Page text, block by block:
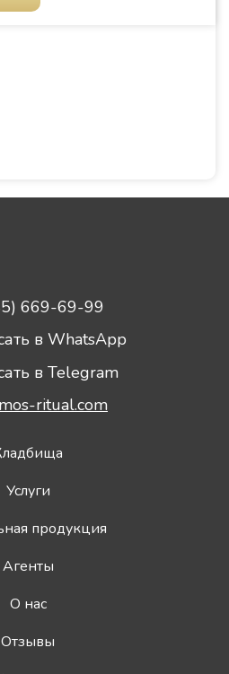
669-69-99
в WhatsApp
в Telegram
ritual.com
Услуги
продукция
Агенты
О нас
Отзывы